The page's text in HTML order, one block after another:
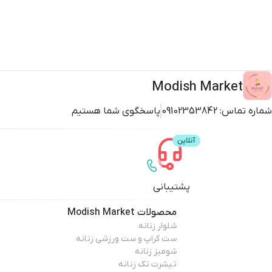
Modish Market
شماره تماس: 09102353842 پاسخگوی شما هستیم
پشتیبانی
محصولات Modish Market
شلوار زنانه
ست کراپ و ست ورزشی زنانه
شومیز زنانه
تیشرت تک زنانه